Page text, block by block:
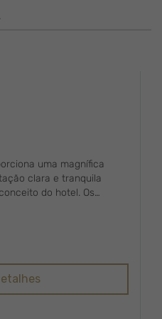
uma magnífica
clara e tranquila
do hotel. Os